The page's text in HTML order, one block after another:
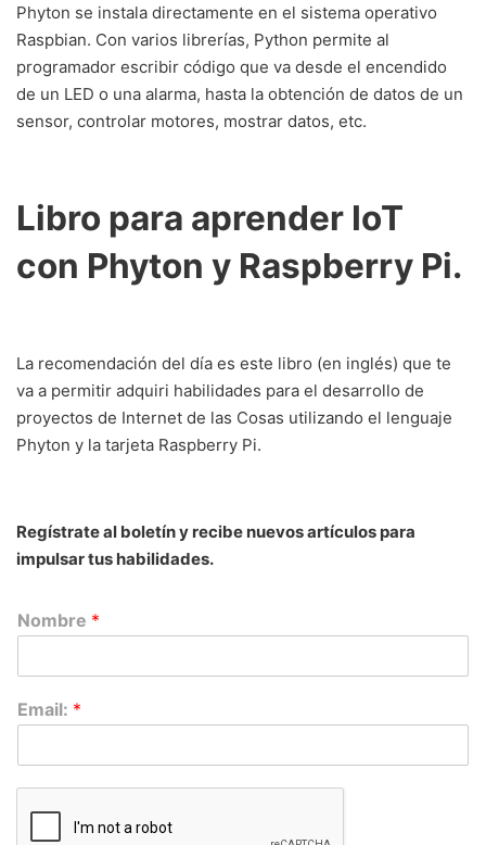
Phyton se instala directamente en el sistema operativo
Raspbian. Con varios librerías, Python permite al
programador escribir código que va desde el encendido
de un LED o una alarma, hasta la obtención de datos de un
sensor, controlar motores, mostrar datos, etc.
Libro para aprender IoT
con Phyton y Raspberry Pi.
La recomendación del día es este libro (en inglés) que te
va a permitir adquiri habilidades para el desarrollo de
proyectos de Internet de las Cosas utilizando el lenguaje
Phyton y la tarjeta Raspberry Pi.
Regístrate al boletín y recibe nuevos artículos para
impulsar tus habilidades.
Nombre *
Email: *